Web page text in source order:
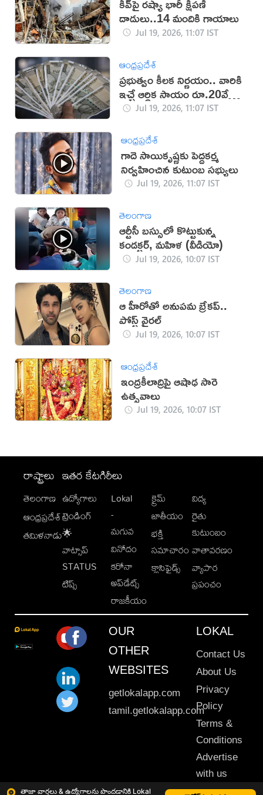
తాజా వార్తలు & ఉద్యోగాలను పొందడానికి Lokal
దాడులు..14 మందికి గాయాలు
Jul 19, 2026, 11:07 IST
ఆంధ్రప్రదేశ్
ప్రభుత్వం కీలక నిర్ణయం.. వారికి
ఇచ్చే ఆర్థిక సాయం రూ.20వేలకు
పెంపు!Jul 19, 2026, 11:07 IST
ఆంధ్రప్రదేశ్
గాదె సాయికృష్ణకు పెద్దకర్మ
నిర్వహించిన కుటుంబ సభ్యులు
Jul 19, 2026, 11:07 IST
తెలంగాణ
ఆర్టీసీ బస్సులో కొట్టుకున్న
కండక్టర్, మహిళ (వీడియో)
Jul 19, 2026, 10:07 IST
తెలంగాణ
ఆ హీరోతో అనుపమ బ్రేకప్..
పోస్ట్ వైరల్
Jul 19, 2026, 10:07 IST
ఆంధ్రప్రదేశ్
ఇంద్రకీలాద్రిపై ఆషాఢ సారె
ఉత్సవాలు
Jul 19, 2026, 10:07 IST
రాష్ట్రాలు
తెలంగాణ
ఆంధ్రప్రదేశ్
తమిళనాడు
ఇతర కేటగిరీలు
ఉద్యోగాలు
ట్రెండింగ్
🌟
వాట్సాప్
STATUS
టిప్స్
Lokal
-
మగువ
వినోదం
కరోనా
అప్‌డేట్స్
రాజకీయం
క్రైమ్
జాతీయం
భక్తి
సమాచారం
క్లాసిఫైడ్స్
విద్య
రైతు
కుటుంబం
వాతావరణం
వ్యాపార
ప్రపంచం
OUR
OTHER
WEBSITES
getlokalapp.com
tamil.getlokalapp.com
LOKAL
Contact Us
About Us
Privacy
Policy
Terms &
Conditions
Advertise
with us
Sitemap